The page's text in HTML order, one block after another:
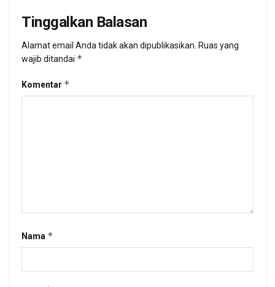
Tinggalkan Balasan
Alamat email Anda tidak akan dipublikasikan. Ruas yang
wajib ditandai *
Komentar *
Nama *